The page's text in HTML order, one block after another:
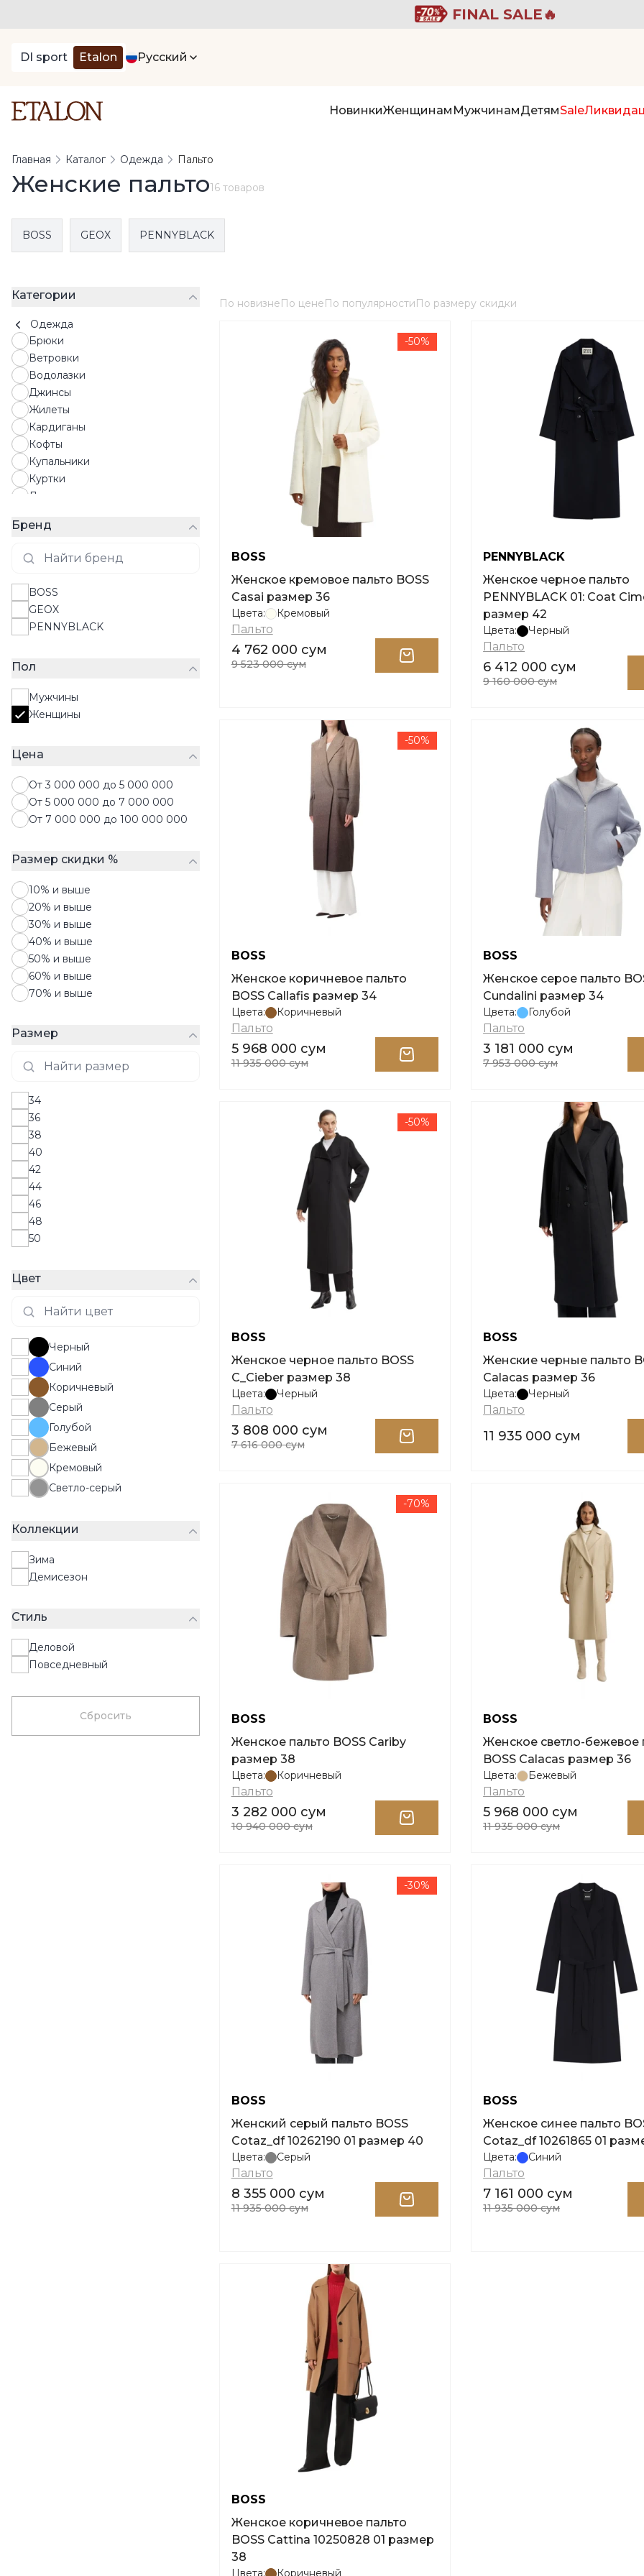
FINAL SALE🔥
DI sport Etalon Русский
НовинкиЖенщинам МужчинамДетямSale
Главная Каталог Одежда Пальто
Женские пальто16 товаров
BOSS GEOX PENNYBLACK
Категории
Одежда
Брюки
Ветровки
Водолазки
Джинсы
Жилеты
Кардиганы
Кофты
Купальники
Куртки
Лонгсливы
Пальто
Пижамы
Плащи
Поло
Пуховики
Свитера
Толстовки
Топы
Худи
Юбки
Бренд
BOSS
GEOX
PENNYBLACK
Пол
Мужчины
Женщины
Цена
От 3 000 000 до 5 000 000
От 5 000 000 до 7 000 000
От 7 000 000 до 100 000 000
Размер скидки %
10% и выше
20% и выше
30% и выше
40% и выше
50% и выше
60% и выше
70% и выше
Размер
34
36
38
40
42
44
46
48
50
Цвет
Черный
Синий
Коричневый
Серый
Голубой
Бежевый
Кремовый
Светло-серый
Коллекции
Зима
Демисезон
Стиль
Деловой
Повседневный
Сбросить
По новизнеПо ценеПо популярностиПо размеру скидки
-50%
BOSS
Женское кремовое пальто BOSS
Casai размер 36
Цвета: Кремовый
Пальто
4 762 000 сум
9 523 000 сум
PENNYBLACK
Женское черное пальто
PENNYBLACK 01: Coat
размер 42
Цвета: Черный
Пальто
6 412 000 сум
9 160 000 сум
-50%
BOSS
Женское коричневое пальто
BOSS Callafis размер 34
Цвета: Коричневый
Пальто
5 968 000 сум
11 935 000 сум
BOSS
Женское серое пальто
Cundalini размер 34
Цвета: Голубой
Пальто
3 181 000 сум
7 953 000 сум
-50%
BOSS
Женское черное пальто BOSS
C_Cieber размер 38
Цвета: Черный
Пальто
3 808 000 сум
7 616 000 сум
BOSS
Женские черные пальто
Calacas размер 36
Цвета: Черный
Пальто
11 935 000 сум
-70%
BOSS
Женское пальто BOSS Cariby
размер 38
Цвета: Коричневый
Пальто
3 282 000 сум
10 940 000 сум
BOSS
Женское светло-бежевое
BOSS Calacas размер 36
Цвета: Бежевый
Пальто
5 968 000 сум
11 935 000 сум
-30%
BOSS
Женский серый пальто BOSS
Cotaz_df 10262190 01 размер 40
Цвета: Серый
Пальто
8 355 000 сум
11 935 000 сум
BOSS
Женское синее пальто
Cotaz_df 10261865 01
Цвета: Синий
Пальто
7 161 000 сум
11 935 000 сум
BOSS
Женское коричневое пальто
BOSS Cattina 10250828 01 размер
38
Цвета: Коричневый